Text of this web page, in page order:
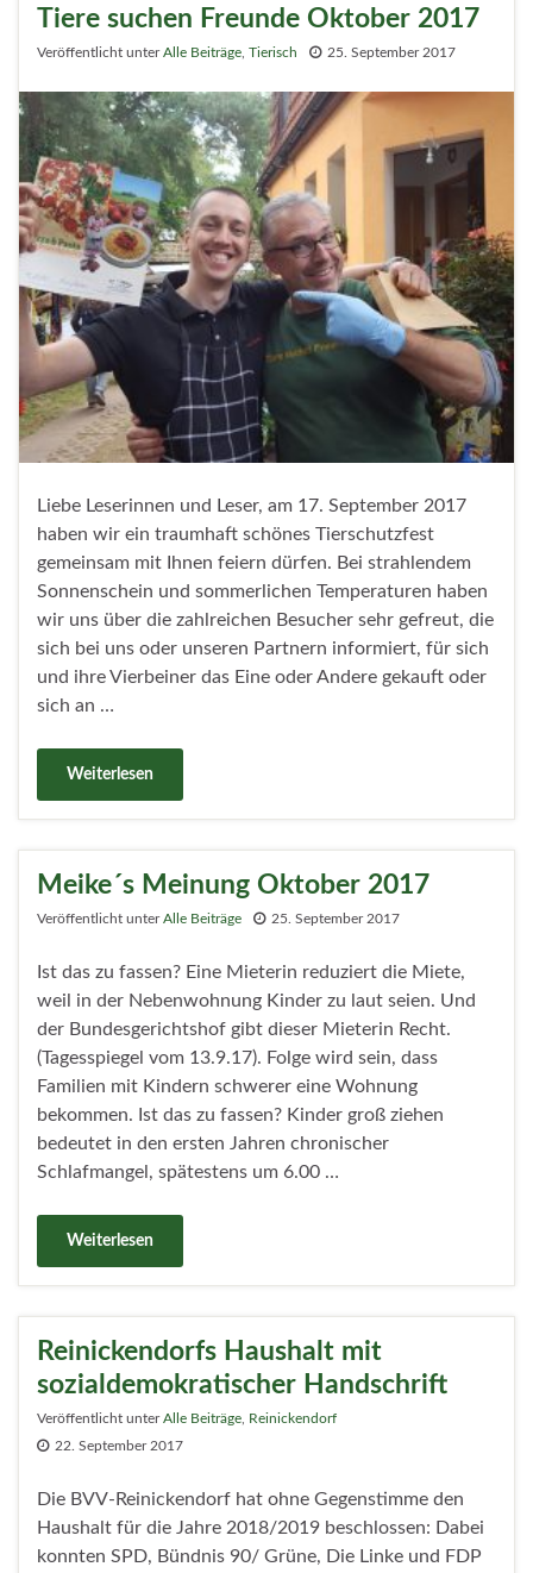
Tiere suchen Freunde Oktober 2017
Veröffentlicht unterAlle Beiträge Tierisch 25. September 2017
Liebe Leserinnen und Leser, am 17. September 2017
haben wir ein traumhaft schönes Tierschutzfest
gemeinsam mit Ihnen feiern dürfen. Bei strahlendem
Sonnenschein und sommerlichen Temperaturen haben
wir uns über die zahlreichen Besucher sehr gefreut, die
sich bei uns oder unseren Partnern informiert, für sich
und ihre Vierbeiner das Eine oder Andere gekauft oder
sich an …
Weiterlesen
Meike´s Meinung Oktober 2017
Veröffentlicht unterAlle Beiträge 25. September 2017
Ist das zu fassen? Eine Mieterin reduziert die Miete,
weil in der Nebenwohnung Kinder zu laut seien. Und
der Bundesgerichtshof gibt dieser Mieterin Recht.
(Tagesspiegel vom 13.9.17). Folge wird sein, dass
Familien mit Kindern schwerer eine Wohnung
bekommen. Ist das zu fassen? Kinder groß ziehen
bedeutet in den ersten Jahren chronischer
Schlafmangel, spätestens um 6.00 …
Weiterlesen
Reinickendorfs Haushalt mit
sozialdemokratischer Handschrift
Veröffentlicht unterAlle Beiträge Reinickendorf
22. September 2017
Die BVV-Reinickendorf hat ohne Gegenstimme den
Haushalt für die Jahre 2018/2019 beschlossen: Dabei
konnten SPD, Bündnis 90/ Grüne, Die Linke und FDP